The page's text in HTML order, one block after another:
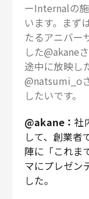
ーInternalの
います。まず
たるアニバー
した@akane
途中に放映し
@natsumi_o
したいです。
@akane： 社
して、創業者
陣に「これま
マにプレゼン
した。